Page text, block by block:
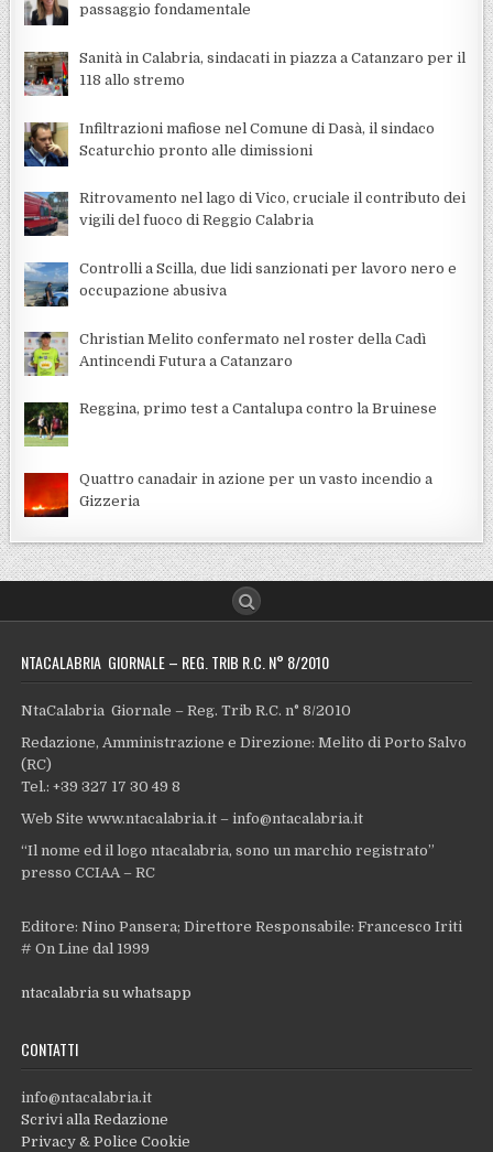
passaggio fondamentale
Sanità in Calabria, sindacati in piazza a Catanzaro per il
118 allo stremo
Infiltrazioni mafiose nel Comune di Dasà, il sindaco
Scaturchio pronto alle dimissioni
Ritrovamento nel lago di Vico, cruciale il contributo dei
vigili del fuoco di Reggio Calabria
Controlli a Scilla, due lidi sanzionati per lavoro nero e
occupazione abusiva
Christian Melito confermato nel roster della Cadì
Antincendi Futura a Catanzaro
Reggina, primo test a Cantalupa contro la Bruinese
Quattro canadair in azione per un vasto incendio a
Gizzeria
NTACALABRIA GIORNALE – REG. TRIB R.C. N° 8/2010
NtaCalabria Giornale – Reg. Trib R.C. n° 8/2010
Redazione, Amministrazione e Direzione: Melito di Porto Salvo
(RC)
Tel.: +39 327 17 30 49 8
Web Site www.ntacalabria.it – info@ntacalabria.it
“Il nome ed il logo ntacalabria, sono un marchio registrato”
presso CCIAA – RC
Editore: Nino Pansera; Direttore Responsabile: Francesco Iriti
# On Line dal 1999
ntacalabria su whatsapp
CONTATTI
info@ntacalabria.it
Scrivi alla Redazione
Privacy & Police Cookie